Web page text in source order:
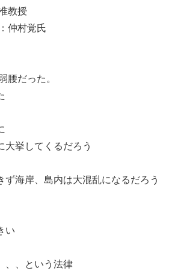
教授
仲村覚氏
腰だった。
大挙してくるだろう
ず海岸、島内は大混乱になるだろう
い
、、という法律